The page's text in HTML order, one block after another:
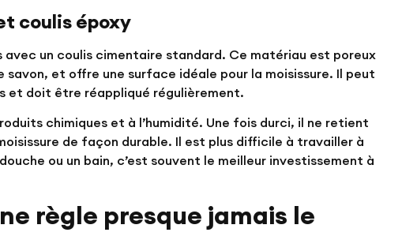
coulis époxy
un coulis cimentaire standard. Ce matériau est poreux
et offre une surface idéale pour la moisissure. Il peut
et doit être réappliqué régulièrement.
chimiques et à l’humidité. Une fois durci, il ne retient
de façon durable. Il est plus difficile à travailler à
ou un bain, c’est souvent le meilleur investissement à
règle presque jamais le